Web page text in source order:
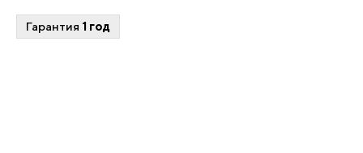
Гарантия 1 год